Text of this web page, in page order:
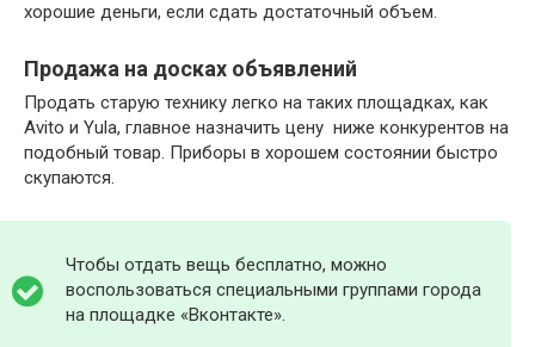
хорошие деньги, если сдать достаточный объем.
Продажа на досках объявлений
Продать старую технику легко на таких площадках, как
Avito и Yula, главное назначить цену ниже конкурентов на
подобный товар. Приборы в хорошем состоянии быстро
скупаются.
Чтобы отдать вещь бесплатно, можно
воспользоваться специальными группами города
на площадке «Вконтакте».